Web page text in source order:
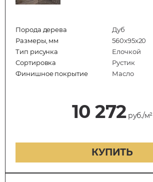
Порода дерева
Дуб
Размеры, мм
560x95x20
Тип рисунка
Елочкой
Сортировка
Рустик
Финишное покрытие
Масло
10 272руб./м²
КУПИТЬ